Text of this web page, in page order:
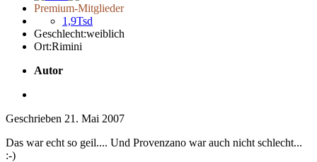
Premium-Mitglieder
1,9Tsd
Geschlecht:weiblich
Ort:Rimini
Autor
Geschrieben 21. Mai 2007
Das war echt so geil.... Und Provenzano war auch nicht schlecht...
:-)